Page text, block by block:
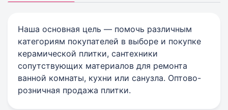
Наша основная цель — помочь различным
категориям покупателей в выборе и покупке
керамической плитки, сантехники
сопутствующих материалов для ремонта
ванной комнаты, кухни или санузла. Оптово-
розничная продажа плитки.